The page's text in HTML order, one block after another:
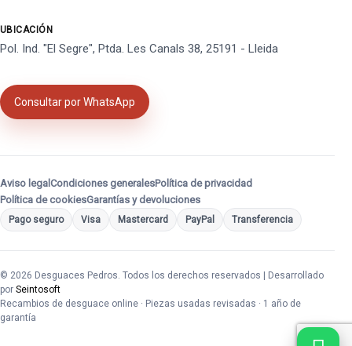
UBICACIÓN
Pol. Ind. "El Segre", Ptda. Les Canals 38, 25191 - Lleida
Consultar por WhatsApp
Aviso legal Condiciones generalesPolítica de privacidad
Política de cookiesGarantías y devoluciones
Pago seguro Visa Mastercard PayPal Transferencia
© 2026 Desguaces Pedros. Todos los derechos reservados | Desarrollado
por Seintosoft
Recambios de desguace online · Piezas usadas revisadas · 1 año de
garantía